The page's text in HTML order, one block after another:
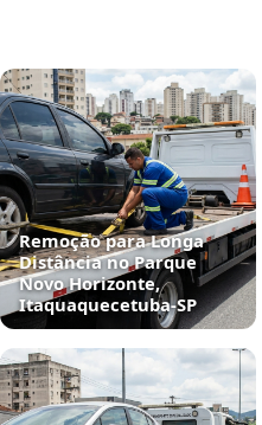
Remoção para Longa
Distância no Parque
Novo Horizonte,
Itaquaquecetuba‑SP